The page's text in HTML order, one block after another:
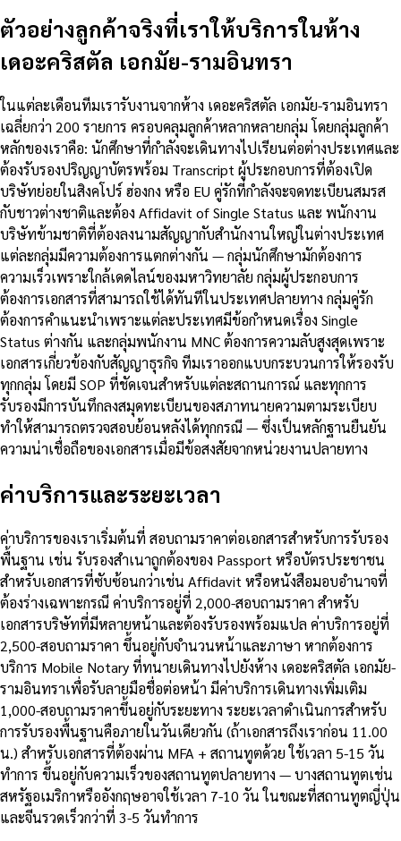
ตัวอย่างลูกค้าจริงที่เราให้บริการในห้าง
เดอะคริสตัล เอกมัย-รามอินทรา
ในแต่ละเดือนทีมเรารับงานจากห้าง เดอะคริสตัล เอกมัย-รามอินทรา
เฉลี่ยกว่า 200 รายการ ครอบคลุมลูกค้าหลากหลายกลุ่ม โดยกลุ่มลูกค้า
หลักของเราคือ: นักศึกษาที่กำลังจะเดินทางไปเรียนต่อต่างประเทศและ
ต้องรับรองปริญญาบัตรพร้อม Transcript ผู้ประกอบการที่ต้องเปิด
บริษัทย่อยในสิงคโปร์ ฮ่องกง หรือ EU คู่รักที่กำลังจะจดทะเบียนสมรส
กับชาวต่างชาติและต้อง Affidavit of Single Status และ พนักงาน
บริษัทข้ามชาติที่ต้องลงนามสัญญากับสำนักงานใหญ่ในต่างประเทศ
แต่ละกลุ่มมีความต้องการแตกต่างกัน — กลุ่มนักศึกษามักต้องการ
ความเร็วเพราะใกล้เดดไลน์ของมหาวิทยาลัย กลุ่มผู้ประกอบการ
ต้องการเอกสารที่สามารถใช้ได้ทันทีในประเทศปลายทาง กลุ่มคู่รัก
ต้องการคำแนะนำเพราะแต่ละประเทศมีข้อกำหนดเรื่อง Single
Status ต่างกัน และกลุ่มพนักงาน MNC ต้องการความลับสูงสุดเพราะ
เอกสารเกี่ยวข้องกับสัญญาธุรกิจ ทีมเราออกแบบกระบวนการให้รองรับ
ทุกกลุ่ม โดยมี SOP ที่ชัดเจนสำหรับแต่ละสถานการณ์ และทุกการ
รับรองมีการบันทึกลงสมุดทะเบียนของสภาทนายความตามระเบียบ
ทำให้สามารถตรวจสอบย้อนหลังได้ทุกกรณี — ซึ่งเป็นหลักฐานยืนยัน
ความน่าเชื่อถือของเอกสารเมื่อมีข้อสงสัยจากหน่วยงานปลายทาง
ค่าบริการและระยะเวลา
ค่าบริการของเราเริ่มต้นที่ สอบถามราคาต่อเอกสารสำหรับการรับรอง
พื้นฐาน เช่น รับรองสำเนาถูกต้องของ Passport หรือบัตรประชาชน
สำหรับเอกสารที่ซับซ้อนกว่าเช่น Affidavit หรือหนังสือมอบอำนาจที่
ต้องร่างเฉพาะกรณี ค่าบริการอยู่ที่ 2,000-สอบถามราคา สำหรับ
เอกสารบริษัทที่มีหลายหน้าและต้องรับรองพร้อมแปล ค่าบริการอยู่ที่
2,500-สอบถามราคา ขึ้นอยู่กับจำนวนหน้าและภาษา หากต้องการ
บริการ Mobile Notary ที่ทนายเดินทางไปยังห้าง เดอะคริสตัล เอกมัย-
รามอินทราเพื่อรับลายมือชื่อต่อหน้า มีค่าบริการเดินทางเพิ่มเติม
1,000-สอบถามราคาขึ้นอยู่กับระยะทาง ระยะเวลาดำเนินการสำหรับ
การรับรองพื้นฐานคือภายในวันเดียวกัน (ถ้าเอกสารถึงเราก่อน 11.00
น.) สำหรับเอกสารที่ต้องผ่าน MFA + สถานทูตด้วย ใช้เวลา 5-15 วัน
ทำการ ขึ้นอยู่กับความเร็วของสถานทูตปลายทาง — บางสถานทูตเช่น
สหรัฐอเมริกาหรืออังกฤษอาจใช้เวลา 7-10 วัน ในขณะที่สถานทูตญี่ปุ่น
และจีนรวดเร็วกว่าที่ 3-5 วันทำการ